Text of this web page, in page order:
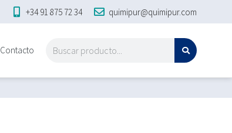
+34 91 875 72 34 quimipur@quimipur.com
Contacto